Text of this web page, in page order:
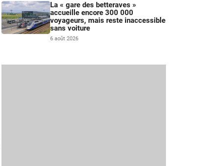
La « gare des betteraves »
accueille encore 300 000
voyageurs, mais reste inaccessible
sans voiture
6 août 2026